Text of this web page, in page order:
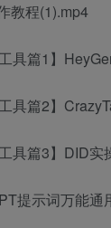
教程(1).mp4
具篇1】
具篇2】
具篇3】DID实
提示词万能